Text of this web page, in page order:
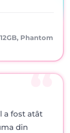
Phantom
a fost atât
din